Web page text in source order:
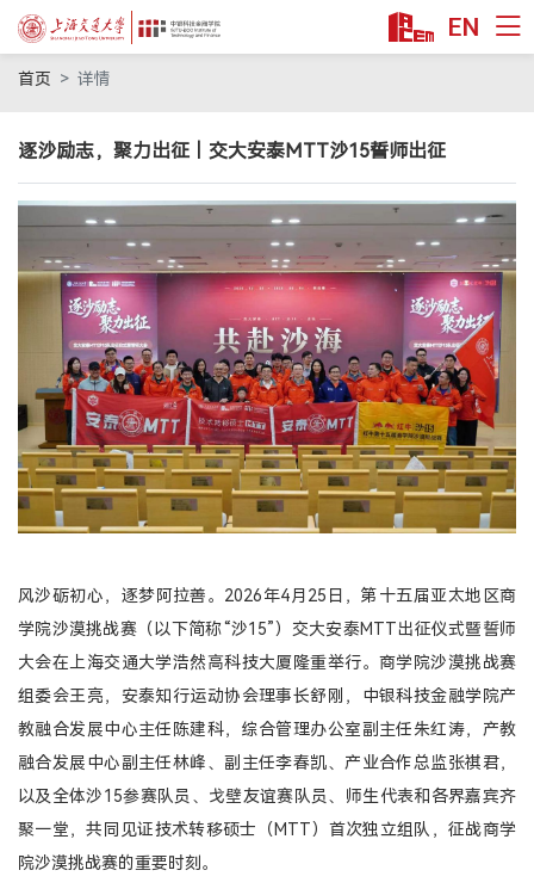
技术转移硕士MTT
科技金融MBA
金融硕士MF
金融本科双学位
公益项目
教授/研究
安泰师资
双聘师资
行业师资
学术洞见
交叉科研
产教融合
生态活动
实训基地
联合研究
合作案例
教育捐赠
关于我们
学院介绍
EN
首页 详情
逐沙励志，聚力出征｜交大安泰MTT沙15誓师出征
风沙砺初心，逐梦阿拉善。2026年4月25日，第十五届亚太地区商
学院沙漠挑战赛（以下简称“沙15”）交大安泰MTT出征仪式暨誓师
大会在上海交通大学浩然高科技大厦隆重举行。商学院沙漠挑战赛
组委会王亮，安泰知行运动协会理事长舒刚，中银科技金融学院产
教融合发展中心主任陈建科，综合管理办公室副主任朱红涛，产教
融合发展中心副主任林峰、副主任李春凯、产业合作总监张祺君，
以及全体沙15参赛队员、戈壁友谊赛队员、师生代表和各界嘉宾齐
聚一堂，共同见证技术转移硕士（MTT）首次独立组队，征战商学
院沙漠挑战赛的重要时刻。